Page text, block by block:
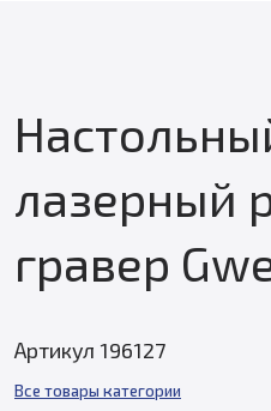
лазерный
гравер
Артикул 196127
Все товары категории